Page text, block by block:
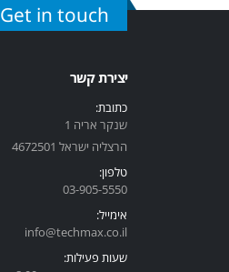
Get in touch
יצירת קשר
כתובת:
שנקר אריה 1
הרצליה ישראל 4672501
טלפון:
03-905-5550
אימייל:
info@techmax.co.il
שעות פעילות: